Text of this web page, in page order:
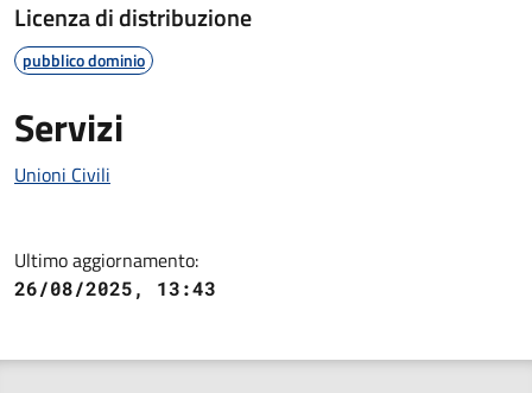
Licenza di distribuzione
pubblico dominio
Servizi
Unioni Civili
Ultimo aggiornamento:
26/08/2025, 13:43